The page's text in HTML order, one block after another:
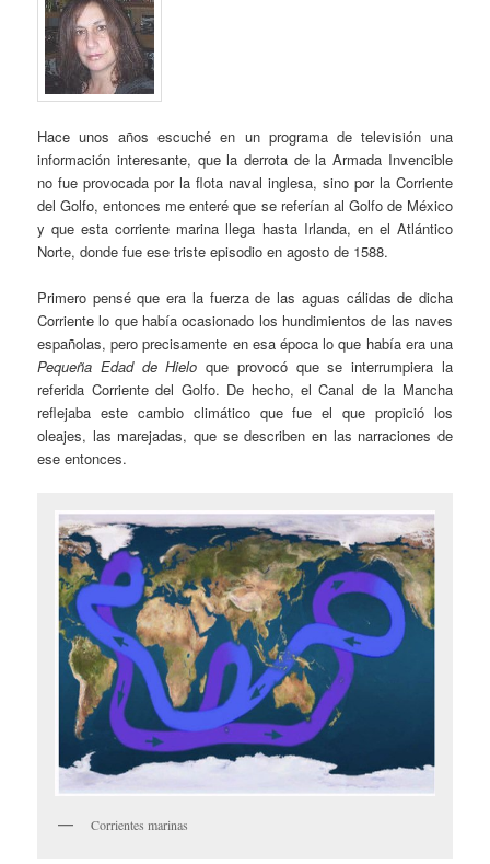
Hace unos años escuché en un programa de televisión una
información interesante, que la derrota de la Armada Invencible
no fue provocada por la flota naval inglesa, sino por la Corriente
del Golfo, entonces me enteré que se referían al Golfo de México
y que esta corriente marina llega hasta Irlanda, en el Atlántico
Norte, donde fue ese triste episodio en agosto de 1588.
Primero pensé que era la fuerza de las aguas cálidas de dicha
Corriente lo que había ocasionado los hundimientos de las naves
españolas, pero precisamente en esa época lo que había era una
Pequeña Edad de Hielo que provocó que se interrumpiera la
referida Corriente del Golfo. De hecho, el Canal de la Mancha
reflejaba este cambio climático que fue el que propició los
oleajes, las marejadas, que se describen en las narraciones de
ese entonces.
Corrientes marinas